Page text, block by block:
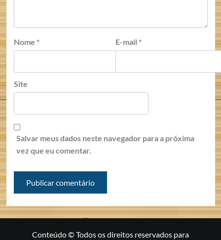
Nome * E-mail *
Site
Salvar meus dados neste navegador para a próxima
vez que eu comentar.
Conteúdo © Todos os direitos reservados para